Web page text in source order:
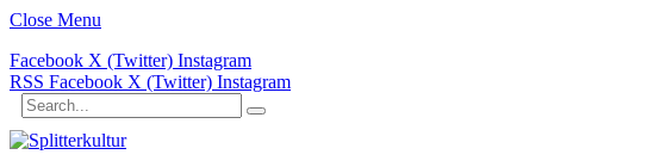
Close Menu
Facebook X (Twitter) Instagram
RSS Facebook X (Twitter) Instagram